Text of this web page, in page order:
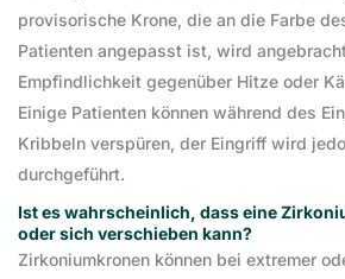
provisorische Krone, die an die Farbe
Patienten angepasst ist, wird
Empfindlichkeit gegenüber Hitze oder
Einige Patienten können während des
Kribbeln verspüren, der Eingriff wird
durchgeführt.
Ist es wahrscheinlich, dass eine
oder sich verschieben kann?
Zirkoniumkronen können bei extremer